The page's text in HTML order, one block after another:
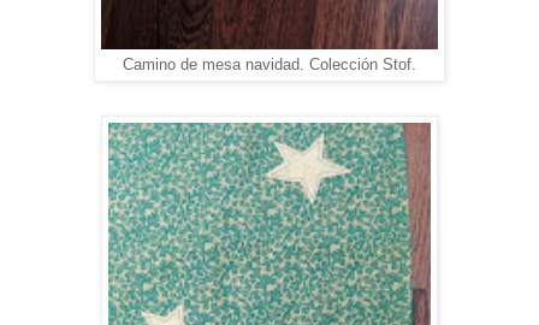
Camino de mesa navidad. Colección Stof.